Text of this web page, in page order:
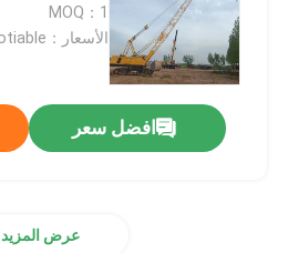
MOQ：1
الأسعار：negotiable
افضل سعر
عرض المزيد